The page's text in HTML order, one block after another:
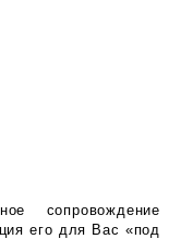
сопровождение
его для Вас «под